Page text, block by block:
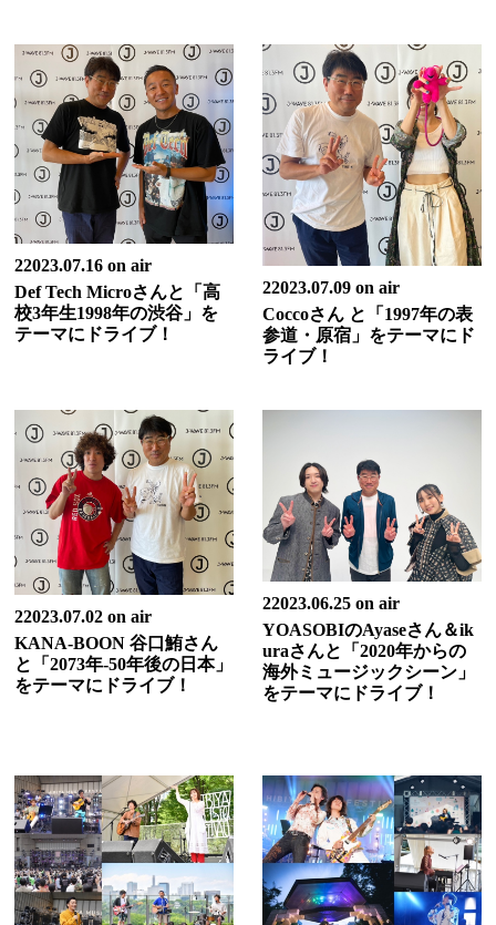
22023.07.16 on air
Def Tech Microさんと「高
校3年生1998年の渋谷」を
テーマにドライブ！
22023.07.09 on air
Coccoさん と「1997年の表
参道・原宿」をテーマにド
ライブ！
22023.07.02 on air
KANA-BOON 谷口鮪さん
と「2073年-50年後の日本」
をテーマにドライブ！
22023.06.25 on air
YOASOBIのAyaseさん＆ik
uraさんと「2020年からの
海外ミュージックシーン」
をテーマにドライブ！